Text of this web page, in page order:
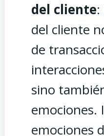
del cliente
del cliente
de
sino
emociones.
emociones